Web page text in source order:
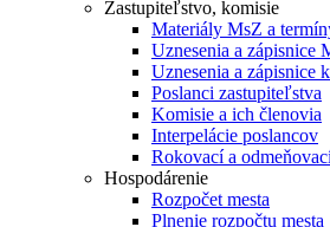
Zastupiteľstvo, komisie
Materiály MsZ a
Uznesenia a zápisnice
Uznesenia a zápisnice
Poslanci zastupiteľstva
Komisie a ich členovia
Interpelácie poslancov
Rokovací a
Hospodárenie
Rozpočet mesta
Plnenie rozpočtu mesta